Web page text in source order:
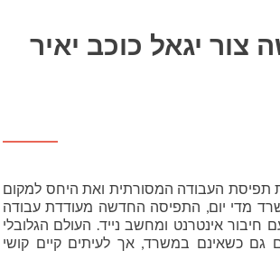
יגאל כוכב יאיר
תפיסת העבודה המסורתית ואת היחס למקום
מדי יום, התפיסה החדשה מעודדת עבודה
אינטרנט ומחשב נייד. העולם הגלובלי
גם כשאינם במשרד, אך לעיתים קיים קושי